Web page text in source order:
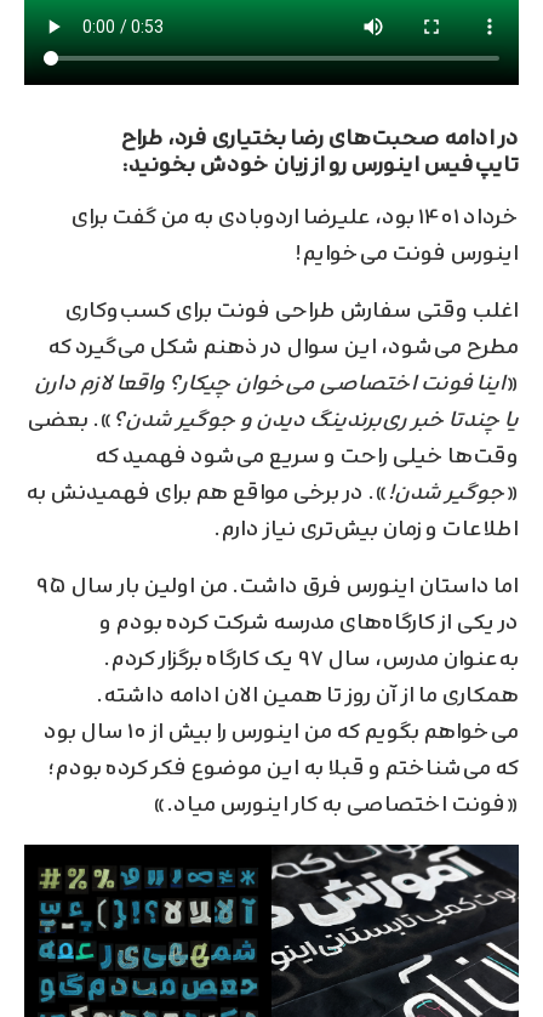
در ادامه صحبت‌های رضا بختیاری فرد، طراح
تایپ‌فیس اینورس رو از زبان خودش بخونید:
خرداد ۱۴۰۱ بود، علیرضا اردوبادی به من گفت برای
اینورس فونت می‌خوایم!
اغلب وقتی سفارش طراحی فونت برای کسب‌وکاری
مطرح می‌شود، این سوال در ذهنم شکل می‌گیرد که
«اینا فونت اختصاصی می‌خوان چیکار؟ واقعا لازم دارن
یا چندتا خبر ری‌برندینگ دیدن و جوگیر شدن؟». بعضی
وقت‌ها خیلی راحت و سریع می‌شود فهمید که
«جوگیر شدن!». در برخی مواقع هم برای فهمیدنش به
اطلاعات و زمان بیش‌تری نیاز دارم.
اما داستان اینورس فرق داشت. من اولین بار سال ۹۵
در یکی از کارگاه‌های مدرسه شرکت کرده بودم و
به‌عنوان مدرس، سال ۹۷ یک کارگاه برگزار کردم.
همکاری ما از آن روز تا همین الان ادامه داشته.
می‌خواهم بگویم که من اینورس را بیش از ۱۰ سال بود
که می‌شناختم و قبلا به این موضوع فکر کرده بودم؛
«فونت اختصاصی به‌ کار اینورس میاد.»